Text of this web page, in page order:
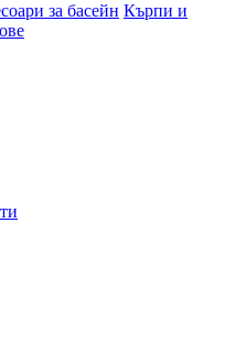
за басейн Кърпи и